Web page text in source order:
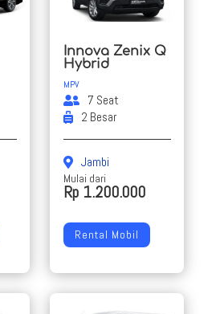
Innova Zenix Q
Hybrid
MPV
7 Seat
2 Besar
Jambi
Mulai dari
Rp 1.200.000
Rental Mobil